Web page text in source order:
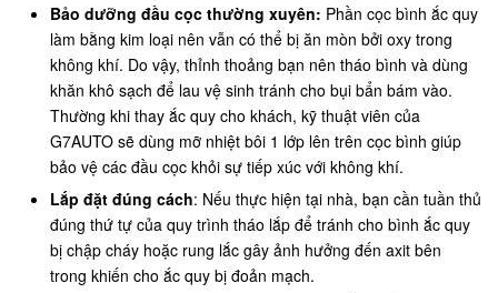
Bảo dưỡng đầu cọc thường xuyên: Phần cọc bình ắc quy
làm bằng kim loại nên vẫn có thể bị ăn mòn bởi oxy trong
không khí. Do vậy, thỉnh thoảng bạn nên tháo bình và dùng
khăn khô sạch để lau vệ sinh tránh cho bụi bẩn bám vào.
Thường khi thay ắc quy cho khách, kỹ thuật viên của
G7AUTO sẽ dùng mỡ nhiệt bôi 1 lớp lên trên cọc bình giúp
bảo vệ các đầu cọc khỏi sự tiếp xúc với không khí.
Lắp đặt đúng cách: Nếu thực hiện tại nhà, bạn cần tuần thủ
đúng thứ tự của quy trình tháo lắp để tránh cho bình ắc quy
bị chập cháy hoặc rung lắc gây ảnh hưởng đến axit bên
trong khiến cho ắc quy bị đoản mạch.